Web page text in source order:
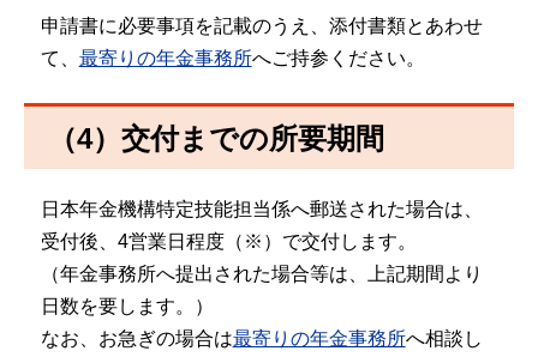
申請書に必要事項を記載のうえ、添付書類とあわせ
て、 最寄りの年金事務所へご持参ください。
（4）交付までの所要期間
日本年金機構特定技能担当係へ郵送された場合は、
受付後、4営業日程度（※）で交付します。
（年金事務所へ提出された場合等は、上記期間より
日数を要します。）
なお、お急ぎの場合は最寄りの年金事務所へ相談し